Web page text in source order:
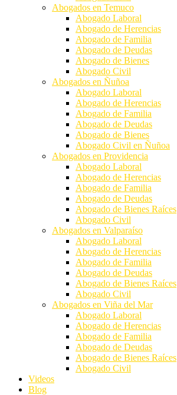
Abogados en Temuco
Abogado Laboral
Abogado de Herencias
Abogado de Familia
Abogado de Deudas
Abogado de Bienes
Abogado Civil
Abogados en Ñuñoa
Abogado Laboral
Abogado de Herencias
Abogado de Familia
Abogado de Deudas
Abogado de Bienes
Abogado Civil en Ñuñoa
Abogados en Providencia
Abogado Laboral
Abogado de Herencias
Abogado de Familia
Abogado de Deudas
Abogado de Bienes Raíces
Abogado Civil
Abogados en Valparaíso
Abogado Laboral
Abogado de Herencias
Abogado de Familia
Abogado de Deudas
Abogado de Bienes Raíces
Abogado Civil
Abogados en Viña del Mar
Abogado Laboral
Abogado de Herencias
Abogado de Familia
Abogado de Deudas
Abogado de Bienes Raíces
Abogado Civil
Videos
Blog